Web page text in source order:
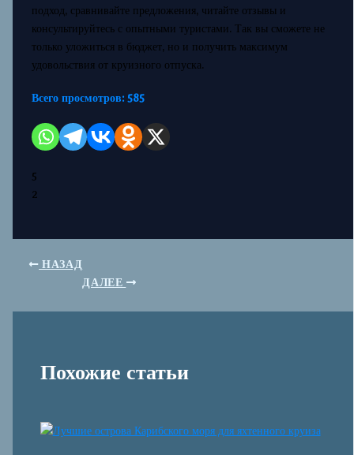
подход, сравнивайте предложения, читайте отзывы и
консультируйтесь с опытными туристами. Так вы сможете не
только уложиться в бюджет, но и получить максимум
удовольствия от круизного отпуска.
Всего просмотров: 585
5
2
НАЗАД
ДАЛЕЕ
Похожие статьи